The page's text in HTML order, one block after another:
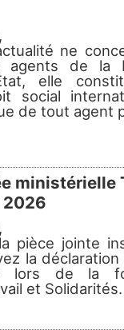
ne
agents de la
elle
social
de tout agent
ministérielle
2026
pièce jointe
la déclaration
de la
et Solidarités.